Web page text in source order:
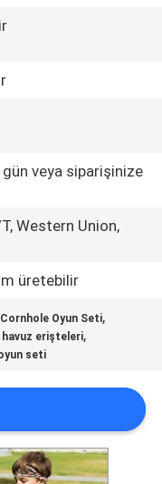
veya siparişinize
Western Union,
üretebilir
Oyun Seti,
havuz erişteleri,
seti